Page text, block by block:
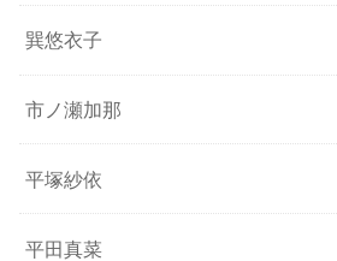
巽悠衣子
市ノ瀬加那
平塚紗依
平田真菜